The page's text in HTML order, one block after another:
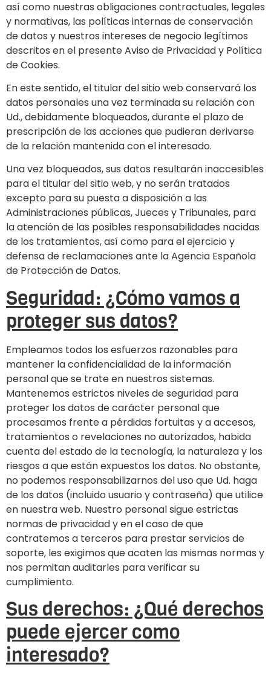
así como nuestras obligaciones contractuales, legales
y normativas, las políticas internas de conservación
de datos y nuestros intereses de negocio legítimos
descritos en el presente Aviso de Privacidad y Política
de Cookies.
En este sentido, el titular del sitio web conservará los
datos personales una vez terminada su relación con
Ud., debidamente bloqueados, durante el plazo de
prescripción de las acciones que pudieran derivarse
de la relación mantenida con el interesado.
Una vez bloqueados, sus datos resultarán inaccesibles
para el titular del sitio web, y no serán tratados
excepto para su puesta a disposición a las
Administraciones públicas, Jueces y Tribunales, para
la atención de las posibles responsabilidades nacidas
de los tratamientos, así como para el ejercicio y
defensa de reclamaciones ante la Agencia Española
de Protección de Datos.
Seguridad: ¿Cómo vamos a
proteger sus datos?
Empleamos todos los esfuerzos razonables para
mantener la confidencialidad de la información
personal que se trate en nuestros sistemas.
Mantenemos estrictos niveles de seguridad para
proteger los datos de carácter personal que
procesamos frente a pérdidas fortuitas y a accesos,
tratamientos o revelaciones no autorizados, habida
cuenta del estado de la tecnología, la naturaleza y los
riesgos a que están expuestos los datos. No obstante,
no podemos responsabilizarnos del uso que Ud. haga
de los datos (incluido usuario y contraseña) que utilice
en nuestra web. Nuestro personal sigue estrictas
normas de privacidad y en el caso de que
contratemos a terceros para prestar servicios de
soporte, les exigimos que acaten las mismas normas y
nos permitan auditarles para verificar su
cumplimiento.
Sus derechos: ¿Qué derechos
puede ejercer como
interesado?